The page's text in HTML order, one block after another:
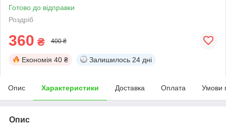
Готово до відправки
Роздріб
360 ₴ 400 ₴
Економія 40 ₴ Залишилось 24 дні
Опис Характеристики Доставка Оплата Умови
Опис